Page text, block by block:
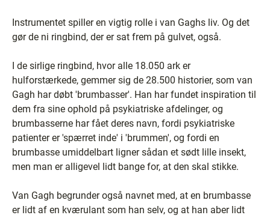
Instrumentet spiller en vigtig rolle i van Gaghs liv. Og det
gør de ni ringbind, der er sat frem på gulvet, også.
I de sirlige ringbind, hvor alle 18.050 ark er
hulforstærkede, gemmer sig de 28.500 historier, som van
Gagh har døbt 'brumbasser'. Han har fundet inspiration til
dem fra sine ophold på psykiatriske afdelinger, og
brumbasserne har fået deres navn, fordi psykiatriske
patienter er 'spærret inde' i 'brummen', og fordi en
brumbasse umiddelbart ligner sådan et sødt lille insekt,
men man er alligevel lidt bange for, at den skal stikke.
Van Gagh begrunder også navnet med, at en brumbasse
er lidt af en kværulant som han selv, og at han aber lidt